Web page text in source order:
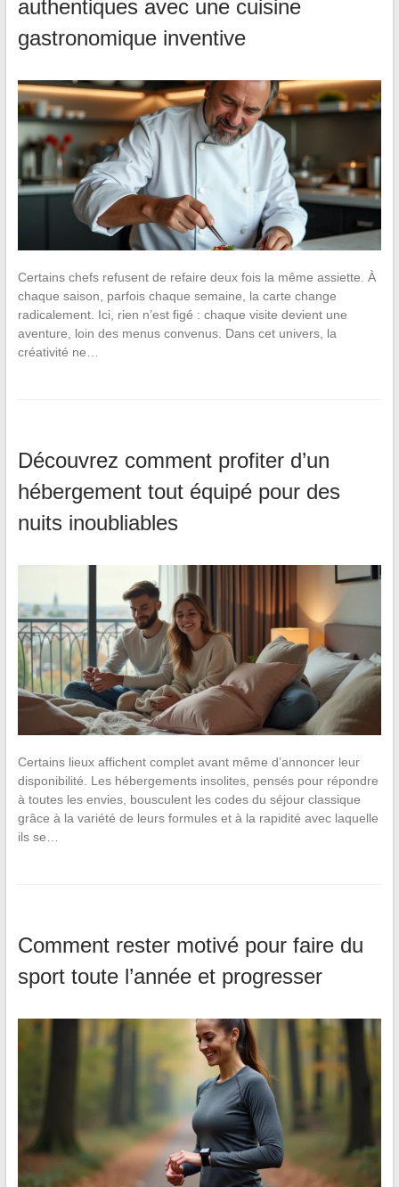
authentiques avec une cuisine
gastronomique inventive
Certains chefs refusent de refaire deux fois la même assiette. À
chaque saison, parfois chaque semaine, la carte change
radicalement. Ici, rien n’est figé : chaque visite devient une
aventure, loin des menus convenus. Dans cet univers, la
créativité ne…
Découvrez comment profiter d’un
hébergement tout équipé pour des
nuits inoubliables
Certains lieux affichent complet avant même d’annoncer leur
disponibilité. Les hébergements insolites, pensés pour répondre
à toutes les envies, bousculent les codes du séjour classique
grâce à la variété de leurs formules et à la rapidité avec laquelle
ils se…
Comment rester motivé pour faire du
sport toute l’année et progresser